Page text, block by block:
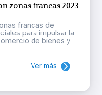
zonas francas 2023
francas de
para impulsar la
de bienes y
Ver más